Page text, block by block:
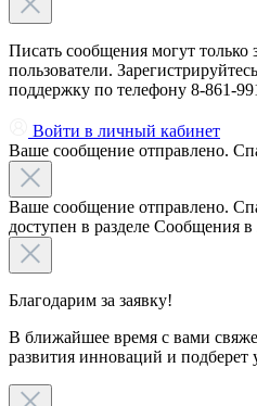
Писать сообщения могут только
пользователи.
поддержку по телефону 8-861-
Войти в личный кабинет
Ваше сообщение отправлено.
Ваше сообщение отправлено.
доступен в разделе Сообщения
Благодарим за заявку!
В ближайшее время с вами
развития инноваций и подберет